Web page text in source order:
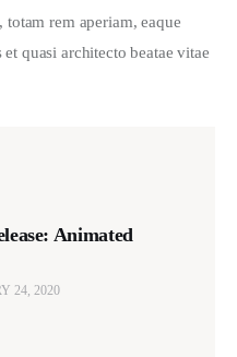
rem aperiam, eaque
quasi architecto beatae vitae
Animated
24, 2020